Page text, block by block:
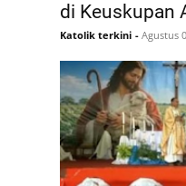
di Keuskupan
Katolik terkini - Agustus